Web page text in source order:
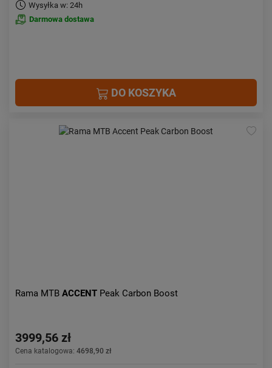
Wysyłka w: 24h
Darmowa dostawa
DO KOSZYKA
Rama MTB ACCENT Peak Carbon Boost
3999,56 zł
Cena katalogowa: 4698,90 zł